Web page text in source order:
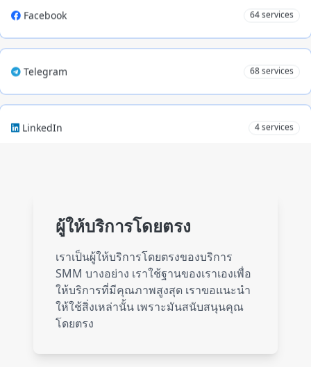
Telegram 68 services
LinkedIn 4 services
SoundCloud 10 services
ผู้ให้บริการโดยตรง
เราเป็นผู้ให้บริการโดยตรงของบริการ
SMM บางอย่าง เราใช้ฐานของเราเองเพื่อ
ให้บริการที่มีคุณภาพสูงสุด เราขอแนะนำ
ให้ใช้สิ่งเหล่านั้น เพราะมันสนับสนุนคุณ
โดยตรง